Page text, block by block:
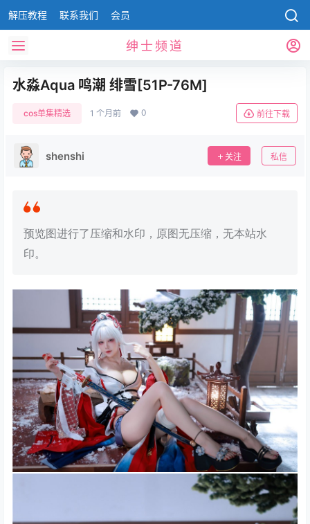
解压教程 联系我们 会员
绅士频道
水淼Aqua 鸣潮 绯雪[51P-76M]
cos单集精选 1 个月前 0 前往下载
shenshi 关注 私信
预览图进行了压缩和水印，原图无压缩，无本站水
印。